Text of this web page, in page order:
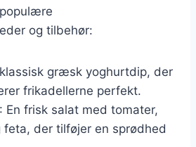
og tilbehør:
græsk yoghurtdip, der
frikadellerne perfekt.
: En frisk salat med tomater,
feta, der tilføjer en sprødhed